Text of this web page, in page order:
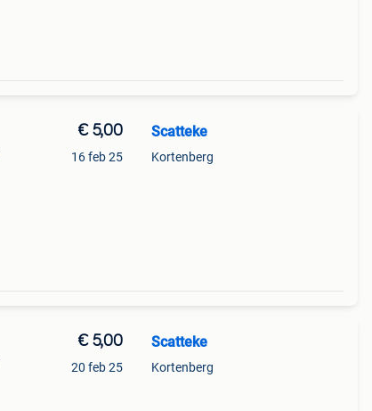
€ 5,00
16 feb 25
Scatteke
Kortenberg
€ 5,00
20 feb 25
Scatteke
Kortenberg